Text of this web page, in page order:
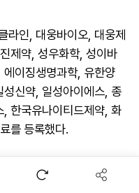
라인, 대웅바이오, 대웅제
제약, 성우화학, 성이바
이징생명과학, 유한양
신약, 일성아이에스, 종
한국유나이티드제약, 화
를 등록했다.